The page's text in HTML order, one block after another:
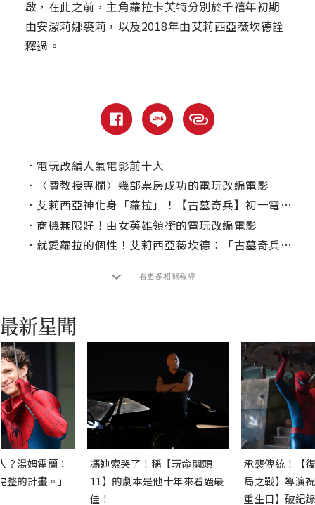
啟，在此之前，主角蘿拉卡芙特分別於千禧年初期
由安潔莉娜裘莉，以及2018年由艾莉西亞薇坎德詮
釋過。
． 電玩改編人氣電影前十大
．
〈費教授專欄〉幾部票房成功的電玩改編電影
． 艾莉西亞神化身「蘿拉」！【古墓奇兵】初一電視首播！
． 商機無限好！由女英雄領銜的電玩改編電影
． 就愛蘿拉的個性！艾莉西亞薇坎德：「古墓奇兵」電玩我從小玩到大
看更多相關報導
？湯姆霍蘭：
的計畫。」
馮迪索哭了！稱【玩命關頭
11】的劇本是他十年來看過最
佳！
承襲傳統！【
局之戰】導演
重生日】破紀